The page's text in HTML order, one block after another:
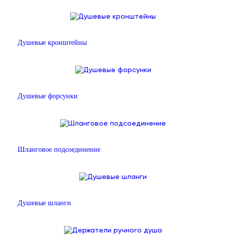
Душевые кронштейны
Душевые форсунки
Шланговое подсоединение
Душевые шланги